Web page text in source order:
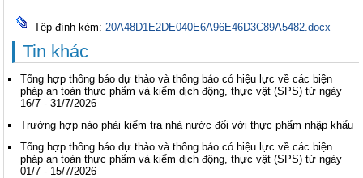
Tệp đính kèm: 20A48D1E2DE040E6A96E46D3C89A5482.docx
Tin khác
Tổng hợp thông báo dự thảo và thông báo có hiệu lực về các biện
pháp an toàn thực phẩm và kiểm dịch động, thực vật (SPS) từ ngày
16/7 - 31/7/2026
Trường hợp nào phải kiểm tra nhà nước đối với thực phẩm nhập khẩu
Tổng hợp thông báo dự thảo và thông báo có hiệu lực về các biện
pháp an toàn thực phẩm và kiểm dịch động, thực vật (SPS) từ ngày
01/7 - 15/7/2026